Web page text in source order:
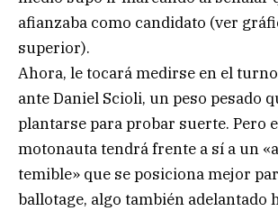
afianzaba como candidato (ver
superior).
Ahora, le tocará medirse en el
ante Daniel Scioli, un peso pesado
plantarse para probar suerte. Pero
motonauta tendrá frente a sí a un
temible» que se posiciona mejor
ballotage, algo también adelantado